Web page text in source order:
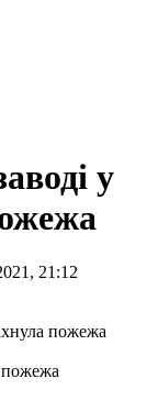
у
21:12
пожежа